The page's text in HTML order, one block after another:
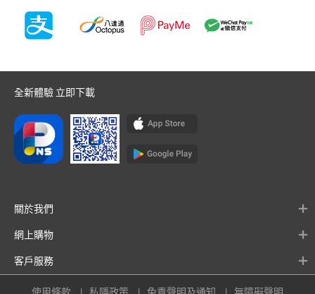
全新體驗 立即下載
關於我們
網上購物
客戶服務